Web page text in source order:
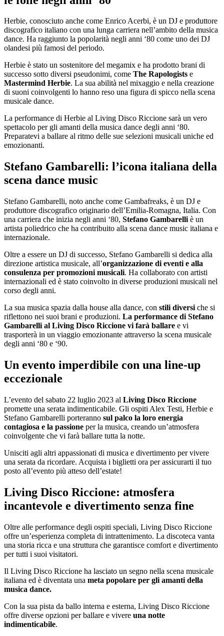
Herbie, conosciuto anche come Enrico Acerbi, è un DJ e produttore
discografico italiano con una lunga carriera nell’ambito della musica
dance. Ha raggiunto la popolarità negli anni ‘80 come uno dei DJ
olandesi più famosi del periodo.
Herbie è stato un sostenitore del megamix e ha prodotto brani di
successo sotto diversi pseudonimi, come The Rapologists e
Mastermind Herbie. La sua abilità nel mixaggio e nella creazione
di suoni coinvolgenti lo hanno reso una figura di spicco nella scena
musicale dance.
La performance di Herbie al Living Disco Riccione sarà un vero
spettacolo per gli amanti della musica dance degli anni ‘80.
Preparatevi a ballare al ritmo delle sue selezioni musicali uniche ed
emozionanti.
Stefano Gambarelli: l’icona italiana della
scena dance music
Stefano Gambarelli, noto anche come Gambafreaks, è un DJ e
produttore discografico originario dell’Emilia-Romagna, Italia. Con
una carriera che inizia negli anni ‘80, Stefano Gambarelli è un
artista poliedrico che ha contribuito alla scena dance music italiana e
internazionale.
Oltre a essere un DJ di successo, Stefano Gambarelli si dedica alla
direzione artistica musicale, all’organizzazione di eventi e alla
consulenza per promozioni musicali. Ha collaborato con artisti
internazionali ed è stato coinvolto in diverse produzioni musicali nel
corso degli anni.
La sua musica spazia dalla house alla dance, con stili diversi che si
riflettono nei suoi brani e produzioni. La performance di Stefano
Gambarelli al Living Disco Riccione vi farà ballare e vi
trasporterà in un viaggio emozionante attraverso la scena musicale
degli anni ‘80 e ‘90.
Un evento imperdibile con una line-up
eccezionale
L’evento del sabato 22 luglio 2023 al Living Disco Riccione
promette una serata indimenticabile. Gli ospiti Alex Testi, Herbie e
Stefano Gambarelli porteranno sul palco la loro energia
contagiosa e la passione per la musica, creando un’atmosfera
coinvolgente che vi farà ballare tutta la notte.
Unisciti agli altri appassionati di musica e divertimento per vivere
una serata da ricordare. Acquista i biglietti ora per assicurarti il tuo
posto all’evento più atteso dell’estate!
Living Disco Riccione: atmosfera
incantevole e divertimento senza fine
Oltre alle performance degli ospiti speciali, Living Disco Riccione
offre un’esperienza completa di intrattenimento. La discoteca vanta
una storia ricca e una struttura che garantisce comfort e divertimento
per tutti i suoi visitatori.
Il Living Disco Riccione ha lasciato un segno nella scena musicale
italiana ed è diventata una meta popolare per gli amanti della
musica dance.
Con la sua pista da ballo interna e esterna, Living Disco Riccione
offre diverse opzioni per ballare e vivere una notte
indimenticabile.